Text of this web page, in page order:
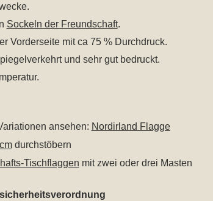
Sockeln der Freundschaft.
Vorderseite mit ca 75 % Durchdruck.
und sehr gut bedruckt.
ansehen: Nordirland Flagge
durchstöbern
Tischflaggen mit zwei oder drei Masten